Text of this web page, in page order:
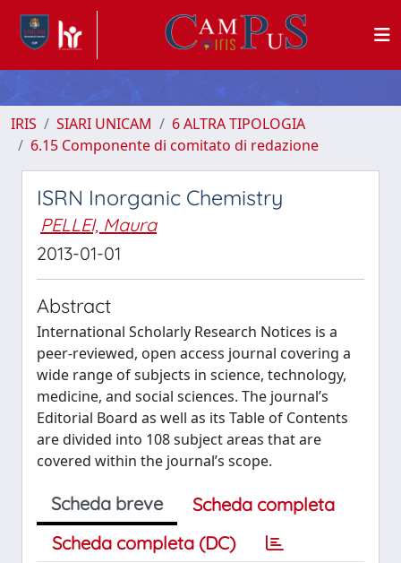
IRIS SIARI UNICAM
6 ALTRA TIPOLOGIA
6.15 Componente di comitato di redazione
ISRN Inorganic Chemistry
PELLEI, Maura
2013-01-01
Abstract
International Scholarly Research Notices is a
peer-reviewed, open access journal covering a
wide range of subjects in science, technology,
medicine, and social sciences. The journal’s
Editorial Board as well as its Table of Contents
are divided into 108 subject areas that are
covered within the journal’s scope.
Scheda breve
Scheda completa
Scheda completa (DC)